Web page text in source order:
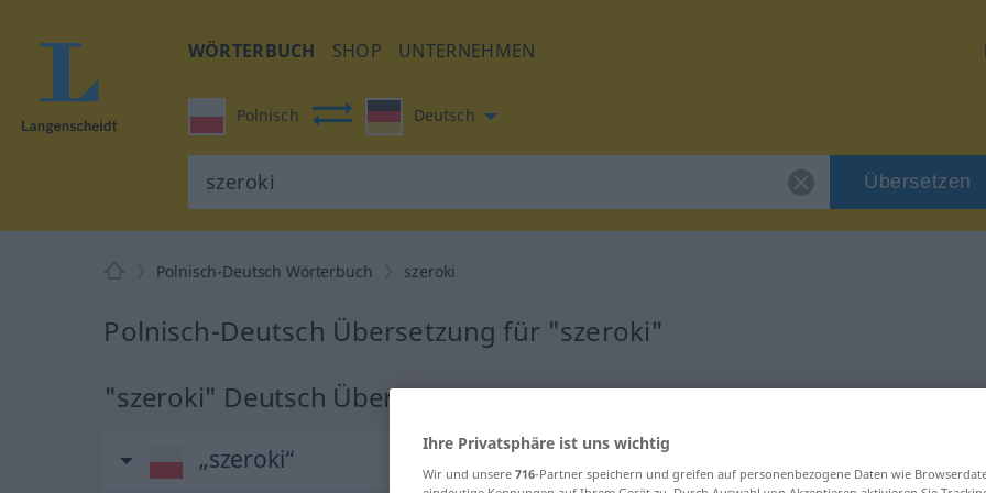
WÖRTERBUCH SHOP UNTERNEHMEN
Polnisch Deutsch
Übersetzen
Polnisch-Deutsch Wörterbuch szeroki
Polnisch-Deutsch Übersetzung für "szeroki"
"szeroki" Deutsch Übersetzung
„szeroki“
Ihre Privatsphäre ist uns wichtig
Wir und unsere 716-Partner speichern und greifen auf personenbezogene Daten wie